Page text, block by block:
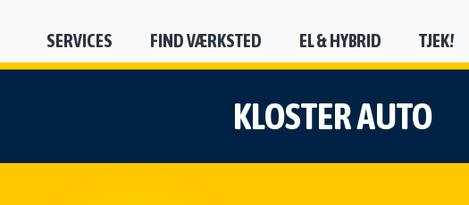
SERVICES FIND VÆRKSTED EL & HYBRID TJEK!
KLOSTER AUTO